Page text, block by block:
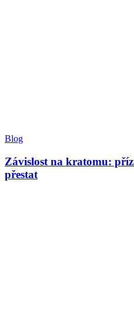
Blog
Závislost na kratomu:
přestat